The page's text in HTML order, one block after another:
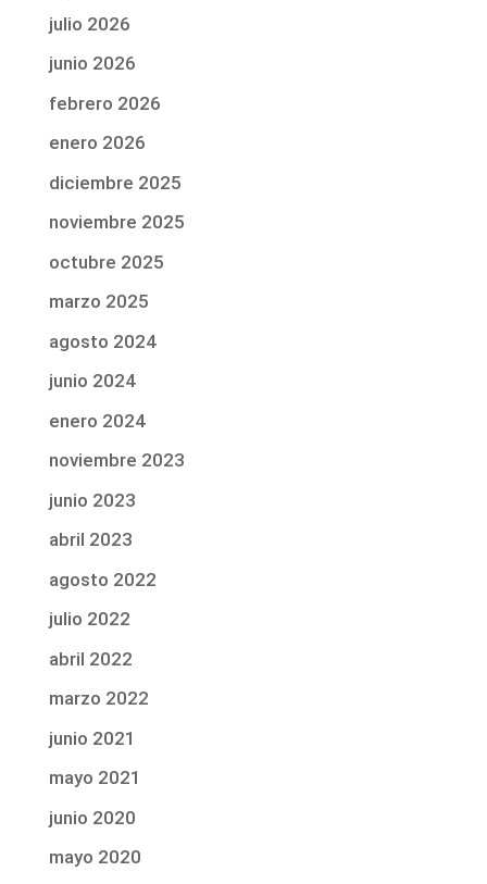
julio 2026
junio 2026
febrero 2026
enero 2026
diciembre 2025
noviembre 2025
octubre 2025
marzo 2025
agosto 2024
junio 2024
enero 2024
noviembre 2023
junio 2023
abril 2023
agosto 2022
julio 2022
abril 2022
marzo 2022
junio 2021
mayo 2021
junio 2020
mayo 2020